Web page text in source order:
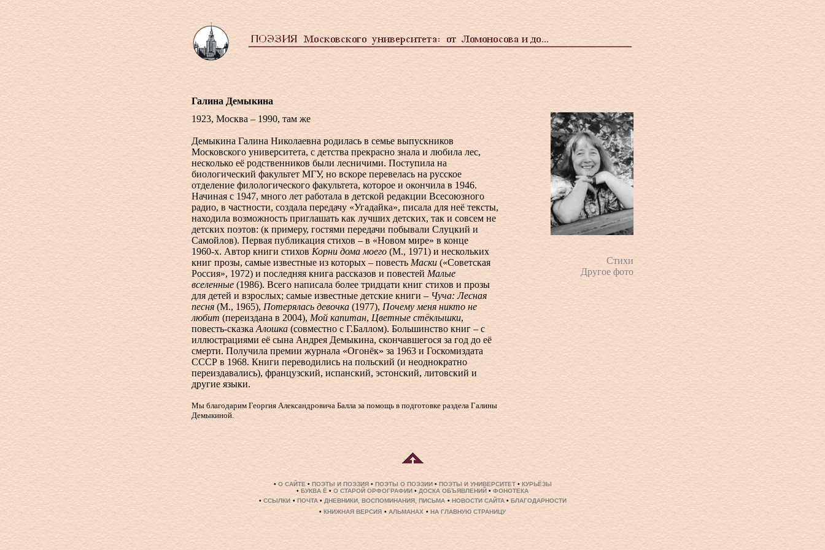
Галина Демыкина
1923, Москва – 1990, там же
Демыкина Галина Николаевна родилась в семье выпускников
Московского университета, с детства прекрасно знала и любила лес,
несколько её родственников были лесничими. Поступила на
биологический факультет МГУ, но вскоре перевелась на русское
отделение филологического факультета, которое и окончила в 1946.
Начиная с 1947, много лет работала в детской редакции Всесоюзного
радио, в частности, создала передачу «Угадайка», писала для неё тексты,
находила возможность приглашать как лучших детских, так и совсем не
детских поэтов: (к примеру, гостями передачи побывали Слуцкий и
Самойлов). Первая публикация стихов – в «Новом мире» в конце
1960-х. Автор книги стихов Корни дома моего (М., 1971) и нескольких
книг прозы, самые известные из которых – повесть Маски («Советская
Россия», 1972) и последняя книга рассказов и повестей Малые
вселенные (1986). Всего написала более тридцати книг стихов и прозы
для детей и взрослых; самые известные детские книги – Чуча: Лесная
песня (М., 1965), Потерялась девочка (1977), Почему меня никто не
любит (переиздана в 2004), Мой капитан, Цветные стёклышки,
повесть-сказка Алошка (совместно с Г.Баллом). Большинство книг – с
иллюстрациями её сына Андрея Демыкина, скончавшегося за год до её
смерти. Получила премии журнала «Огонёк» за 1963 и Госкомиздата
СССР в 1968. Книги переводились на польский (и неоднократно
переиздавались), французский, испанский, эстонский, литовский и
другие языки.
Мы благодарим Георгия Александровича Балла за помощь в подготовке раздела Галины
Демыкиной.
Стихи
Другое фото